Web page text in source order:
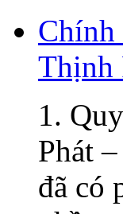
Chính
Thịnh
1.
Phát
đã có